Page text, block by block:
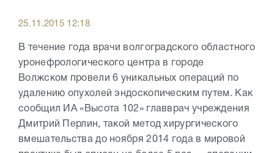
25.11.2015 12:18
В течение года врачи волгоградского областного
уронефрологического центра в городе
Волжском провели 6 уникальных операций по
удалению опухолей эндоскопическим путем. Как
сообщил ИА «Высота 102» главврач учреждения
Дмитрий Перлин, такой метод хирургического
вмешательства до ноября 2014 года в мировой